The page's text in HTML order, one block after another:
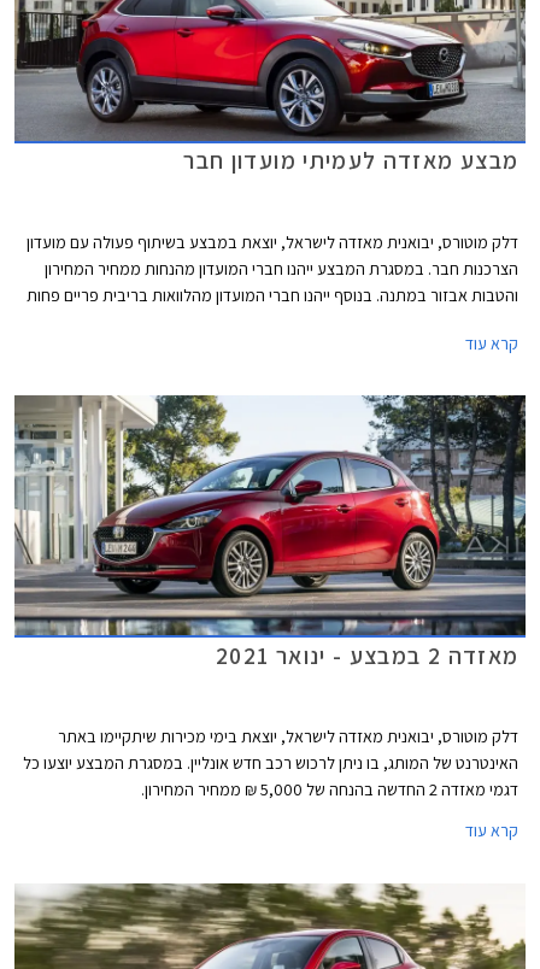
מבצע מאזדה לעמיתי מועדון חבר
דלק מוטורס, יבואנית מאזדה לישראל, יוצאת במבצע בשיתוף פעולה עם מועדון
הצרכנות חבר. במסגרת המבצע ייהנו חברי המועדון מהנחות ממחיר המחירון
והטבות אבזור במתנה. בנוסף ייהנו חברי המועדון מהלוואות בריבית פריים פחות
תוכנית המימון חבר ליס. המבצע יתקיים בכל אולמות התצוגה של מאזדה בין
קרא עוד
מאזדה 2 במבצע - ינואר 2021
דלק מוטורס, יבואנית מאזדה לישראל, יוצאת בימי מכירות שיתקיימו באתר
האינטרנט של המותג, בו ניתן לרכוש רכב חדש אונליין. במסגרת המבצע יוצעו כל
דגמי מאזדה 2 החדשה בהנחה של 5,000 ₪ ממחיר המחירון.
קרא עוד